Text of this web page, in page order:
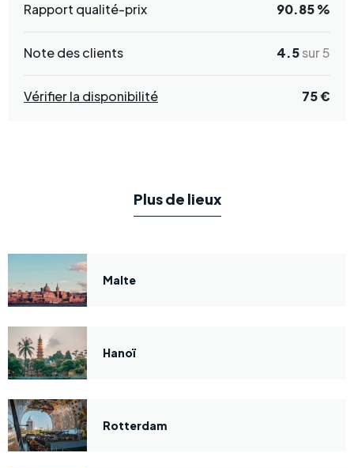
Rapport qualité-prix 90.85 %
Note des clients 4.5sur 5
Vérifier la disponibilité 75 €
Plus de lieux
Malte
Hanoï
Rotterdam